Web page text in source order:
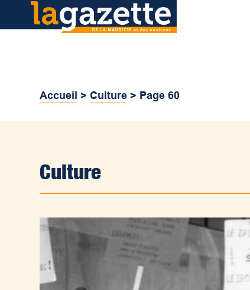
Accueil >Culture > Page 60
Culture